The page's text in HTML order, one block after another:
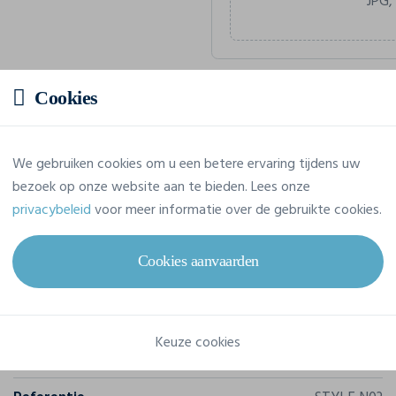
Prijs op aanvraag
Vraag jouw offerte op maat aan
Cookies
We gebruiken cookies om u een betere ervaring tijdens uw
bezoek op onze website aan te bieden. Lees onze
privacybeleidvoor meer informatie over de gebruikte cookies.
Cookies aanvaarden
Keuze cookies